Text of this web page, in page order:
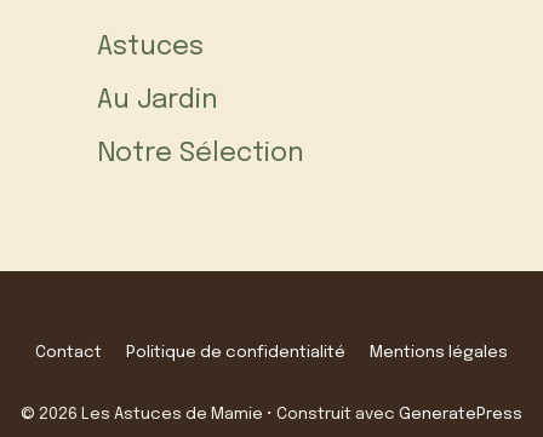
Astuces
Au Jardin
Notre Sélection
Contact Politique de confidentialité Mentions légales
© 2026 Les Astuces de Mamie • Construit avec GeneratePress